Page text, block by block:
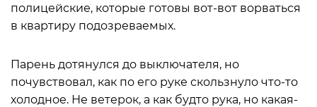
полицейские, которые готовы вот-вот ворваться
в квартиру подозреваемых.
Парень дотянулся до выключателя, но
почувствовал, как по его руке скользнуло что-то
холодное. Не ветерок, а как будто рука, но какая-